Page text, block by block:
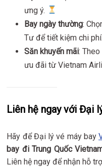
ưng ý.
Bay ngày thường:
Tư để tiết kiệm chi phí.
Săn khuyến mãi:
ưu đãi từ Vietnam
Liên hệ ngay với Đại
Hãy để Đại lý vé máy bay
bay đi Trung Quốc
Liên hệ ngay để nhận hỗ